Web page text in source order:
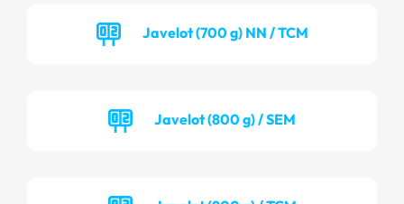
Javelot (700 g) NN / TCM
Javelot (800 g) / SEM